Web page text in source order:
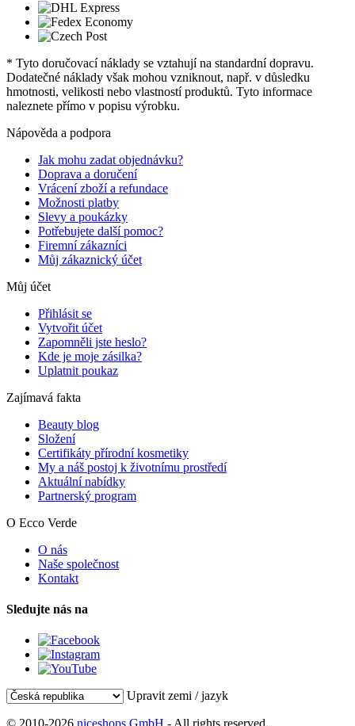
* Tyto doručovací náklady se vztahují na standardní dopravu.
Dodatečné náklady však mohou vzniknout, např. v důsledku
hmotnosti, velikosti nebo vlastností produktů. Tyto informace
naleznete přímo v popisu výrobku.
Nápověda a podpora
Jak mohu zadat objednávku?
Doprava a doručení
Vrácení zboží a refundace
Možnosti platby
Slevy a poukázky
Potřebujete další pomoc?
Firemní zákazníci
Můj zákaznický účet
Můj účet
Přihlásit se
Vytvořit účet
Zapomněli jste heslo?
Kde je moje zásilka?
Uplatnit poukaz
Zajímavá fakta
Beauty blog
Složení
Certifikáty přírodní kosmetiky
My a náš postoj k životnímu prostředí
Aktuální nabídky
Partnerský program
O Ecco Verde
O nás
Naše společnost
Kontakt
Sledujte nás na
Upravit zemi / jazyk